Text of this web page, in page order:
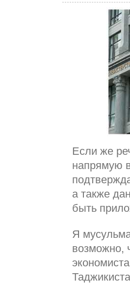
Если же
напрямую
а также
быть
Я
возможно,